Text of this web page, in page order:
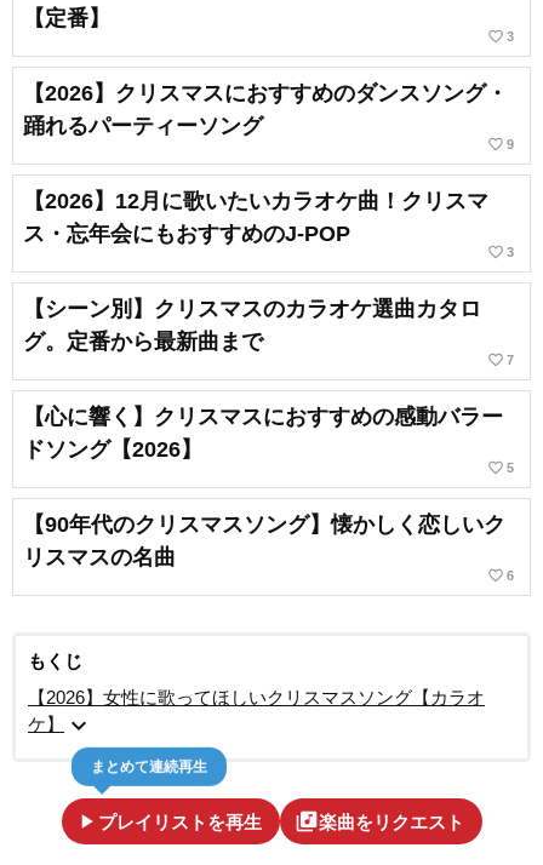
【定番】
favorite_border 3
【2026】クリスマスにおすすめのダンスソング・
踊れるパーティーソング
favorite_border 9
【2026】12月に歌いたいカラオケ曲！クリスマ
ス・忘年会にもおすすめのJ-POP
favorite_border 3
【シーン別】クリスマスのカラオケ選曲カタロ
グ。定番から最新曲まで
favorite_border 7
【心に響く】クリスマスにおすすめの感動バラー
ドソング【2026】
favorite_border 5
【90年代のクリスマスソング】懐かしく恋しいク
リスマスの名曲
favorite_border 6
もくじ
【2026】女性に歌ってほしいクリスマスソング【カラオ
ケ】
expand_more
play_arrow プレイリストを再生
まとめて連続再生
library_music楽曲をリクエスト